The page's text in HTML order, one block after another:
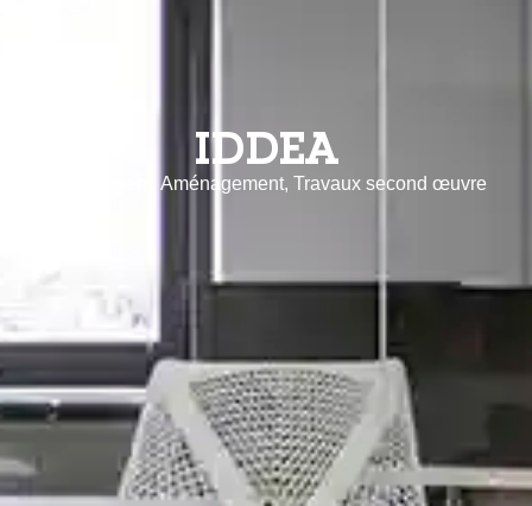
IDDEA
Agencement, Aménagement, Travaux second œuvre